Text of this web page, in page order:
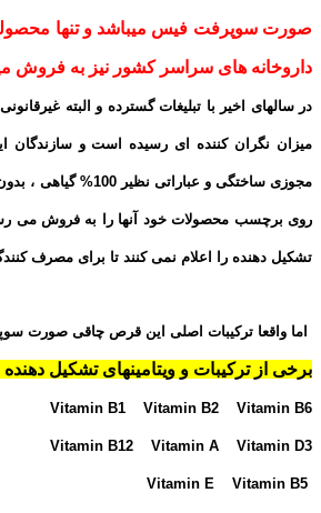
صورت سوپرفت فیس میباشد و تنها
داروخانه های سراسر کشور نیز به فروش
در سالهای اخیر با تبلیغات گسترده و البته
میزان نگران کننده ای رسیده است و سازندگان
مجوزی ساختگی و عباراتی
روی برچسب محصولات خود آنها را به فروش می
تشکیل دهنده را اعلام نمی کنند تا برای مصرف
اما واقعا ترکیبات اصلی این قرص چاقی صورت
برخی از ترکیبات و ویتامینهای تشکیل
Vitamin B1 Vitamin B2 Vitamin B6
Vitamin B12 Vitamin A Vitamin D3